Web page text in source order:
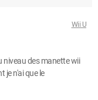
Wii U
niveau des manette wii
je n'ai que le